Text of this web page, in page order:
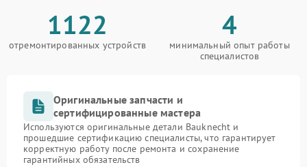
1122
отремонтированных устройств
4
минимальный опыт работы
специалистов
Оригинальные запчасти и
сертифицированные мастера
Используются оригинальные детали Bauknecht и
прошедшие сертификацию специалисты, что гарантирует
корректную работу после ремонта и сохранение
гарантийных обязательств